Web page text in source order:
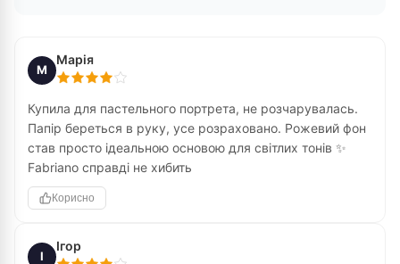
М
Марія
Купила для пастельного портрета, не розчарувалась.
Папір береться в руку, усе розраховано. Рожевий фон
став просто ідеальною основою для світлих тонів ✨
Fabriano справді не хибить
Корисно
І
Ігор